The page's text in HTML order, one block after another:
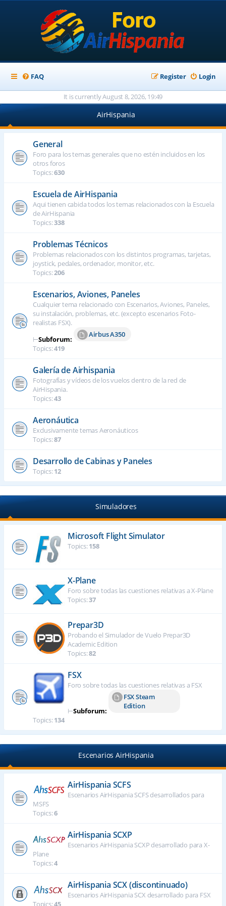
FAQ Login
Register
It is currently August 8, 2026, 19:49
AirHispania
General
Foro para los temas generales que no estén incluidos en los
otros foros
Topics:630
Escuela de AirHispania
Aqui tienen cabida todos los temas relacionados con la Escuela
de AirHispania
Topics:338
Problemas Técnicos
Problemas relacionados con los distintos programas, tarjetas,
joystick, pedales, ordenador, monitor, etc.
Topics:206
Escenarios, Aviones, Paneles
Cualquier tema relacionado con Escenarios, Aviones, Paneles,
su instalación, problemas, etc. (excepto escenarios Foto-
realistas FSX).
⊢Subforum:
Airbus A350
Topics:419
Galería de Airhispania
Fotografías y vídeos de los vuelos dentro de la red de
AirHispania.
Topics:43
Aeronáutica
Exclusivamente temas Aeronáuticos
Topics:87
Desarrollo de Cabinas y Paneles
Topics:12
Simuladores
Microsoft Flight Simulator
Topics:158
X-Plane
Foro sobre todas las cuestiones relativas a X-Plane
Topics:37
Prepar3D
Probando el Simulador de Vuelo Prepar3D
Academic Edition
Topics:82
FSX
Foro sobre todas las cuestiones relativas a FSX
⊢Subforum:
FSX Steam
Edition
Topics:134
Escenarios AirHispania
AirHispania SCFS
Escenarios AirHispania SCFS desarrollados para
MSFS
Topics:6
AirHispania SCXP
Escenarios AirHispania SCXP desarrollado para X-
Plane
Topics:4
AirHispania SCX (discontinuado)
Escenarios AirHispania SCX desarrollado para FSX
Topics:45